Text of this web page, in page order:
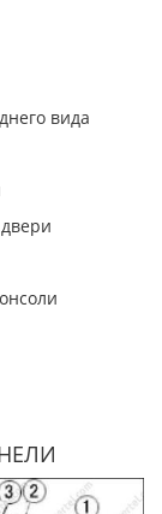
вида